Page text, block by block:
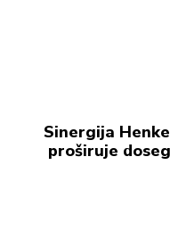
Sinergija
proširuje